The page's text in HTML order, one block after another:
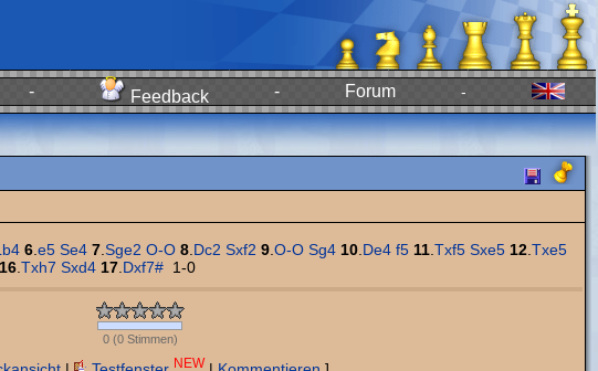
- Feedback - Forum -
6 e5 Se4 7 Sge2 O-O 8 Dc2 Sxf2 9 O-O Sg4 10 De4 f5 11 Txf5 Sxe5 12 Txe5
16 Txh7 Sxd4 17 Dxf7# 1-0
0(0Stimmen)
NEW